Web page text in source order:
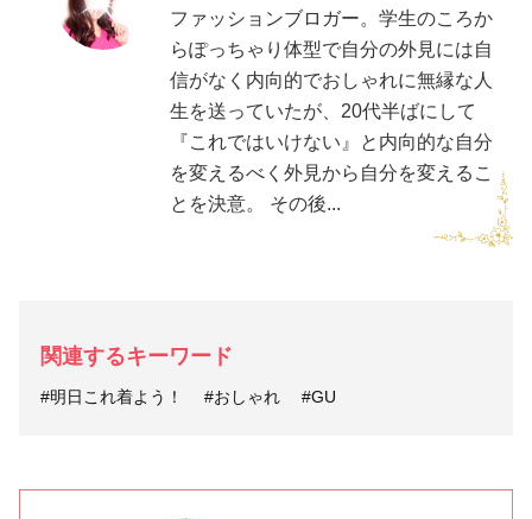
ファッションブロガー。学生のころか
らぽっちゃり体型で自分の外見には自
信がなく内向的でおしゃれに無縁な人
生を送っていたが、20代半ばにして
『これではいけない』と内向的な自分
を変えるべく外見から自分を変えるこ
とを決意。 その後...
関連するキーワード
#明日これ着よう！ #おしゃれ #GU